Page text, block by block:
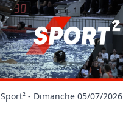
Sport² - Dimanche 05/07/2026